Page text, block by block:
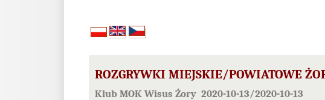
ROZGRYWKI MIEJSKIE/POWIATOWE
Klub MOK Wisus Żory 2020-10-13/2020-10-13